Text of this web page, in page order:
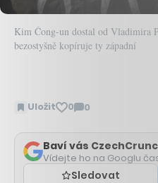
Kim Čong-un dostal od Vladimira
bezostyšně kopíruje ty západní
Uložit 0 0
Zobrazit
Baví vás
Vídejte ho na Googlu
Sledovat